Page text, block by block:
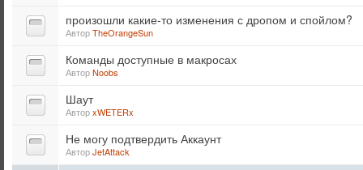
произошли какие-то изменения с дропом и спойлом?
АвторTheOrangeSun
Команды доступные в макросах
АвторNoobs
Шаут
АвторxWETERx
Не могу подтвердить Аккаунт
АвторJetAttack